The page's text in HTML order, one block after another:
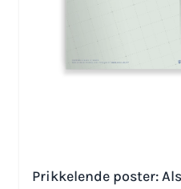
Prikkelende poster: